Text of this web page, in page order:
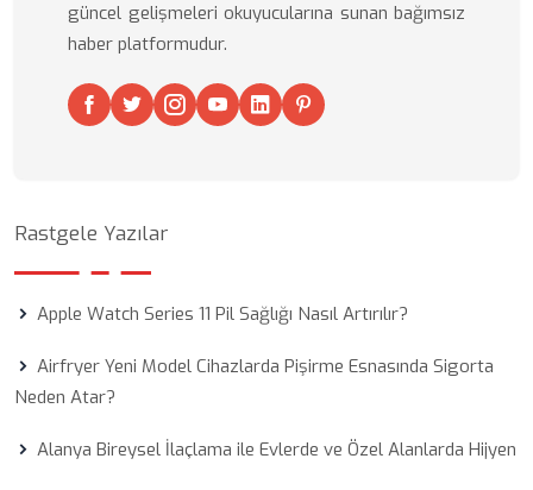
güncel gelişmeleri okuyucularına sunan bağımsız
haber platformudur.
Rastgele Yazılar
Apple Watch Series 11 Pil Sağlığı Nasıl Artırılır?
Airfryer Yeni Model Cihazlarda Pişirme Esnasında Sigorta
Neden Atar?
Alanya Bireysel İlaçlama ile Evlerde ve Özel Alanlarda Hijyen